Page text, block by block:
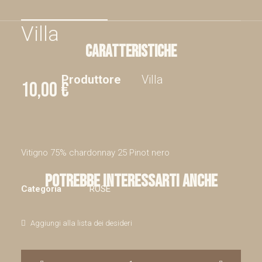
Villa
10,00€
Vitigno 75% chardonnay 25 Pinot nero
Categoria ROSÉ
Aggiungi alla lista dei desideri
Caratteristiche
Produttore Villa
POTREBBE INTERESSARTI ANCHE